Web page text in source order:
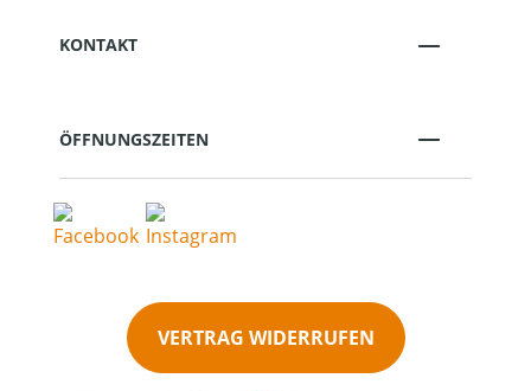
KONTAKT
ÖFFNUNGSZEITEN
VERTRAG WIDERRUFEN